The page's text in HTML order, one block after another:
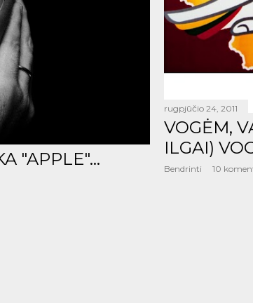
"APPLE"...
rugpjūčio 24, 2011
VOGĖM,
ILGAI)
Bendrinti 10